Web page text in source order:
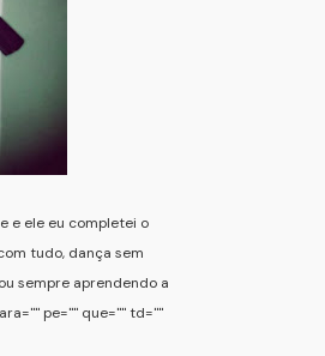
e ele eu completei o
tudo, dança sem
sempre aprendendo a
pe="" que="" td=""